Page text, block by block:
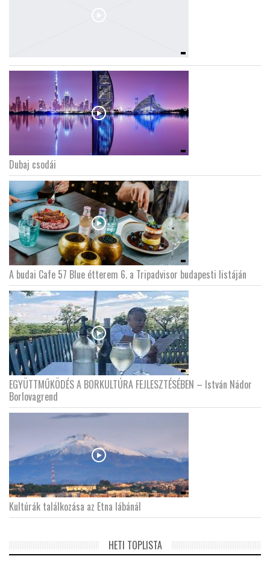
Dubaj csodái
A budai Cafe 57 Blue étterem 6. a Tripadvisor budapesti listáján
EGYÜTTMŰKÖDÉS A BORKULTÚRA FEJLESZTÉSÉBEN – István Nádor
Borlovagrend
Kultúrák találkozása az Etna lábánál
HETI TOPLISTA